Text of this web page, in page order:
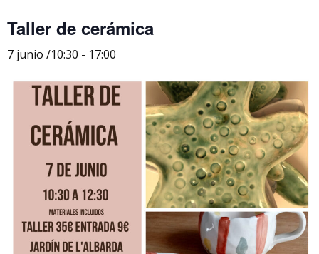
Taller de cerámica
7 junio /10:30 - 17:00